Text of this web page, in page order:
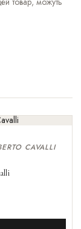
CAVALLI